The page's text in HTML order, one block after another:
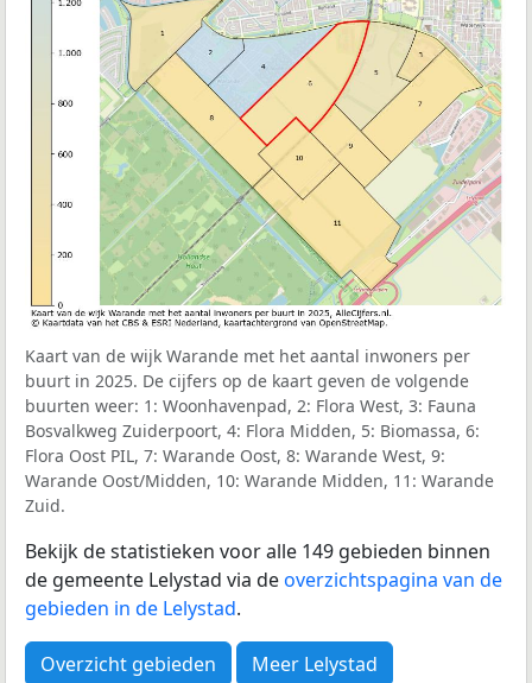
Kaart van de wijk Warande met het aantal inwoners per
buurt in 2025. De cijfers op de kaart geven de volgende
buurten weer: 1: Woonhavenpad, 2: Flora West, 3: Fauna
Bosvalkweg Zuiderpoort, 4: Flora Midden, 5: Biomassa, 6:
Flora Oost PIL, 7: Warande Oost, 8: Warande West, 9:
Warande Oost/Midden, 10: Warande Midden, 11: Warande
Zuid.
Bekijk de statistieken voor alle 149 gebieden binnen
de gemeente Lelystad via deoverzichtspagina van de
gebieden in de Lelystad.
Overzicht gebieden Meer Lelystad